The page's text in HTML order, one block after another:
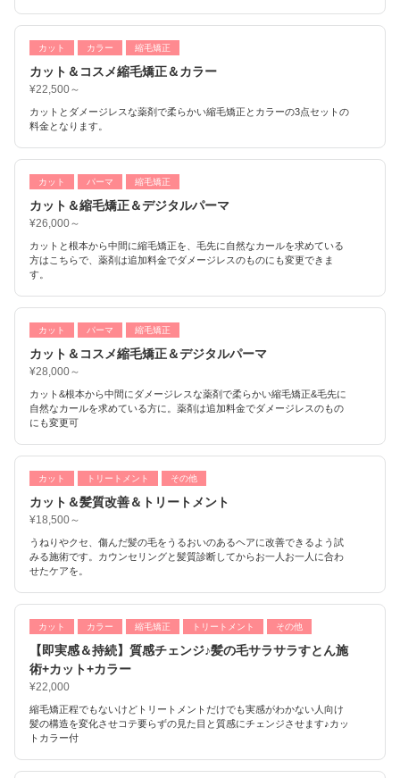
カット カラー 縮毛矯正
カット＆コスメ縮毛矯正＆カラー
¥22,500～
カットとダメージレスな薬剤で柔らかい縮毛矯正とカラーの3点セットの
料金となります。
カット パーマ 縮毛矯正
カット＆縮毛矯正＆デジタルパーマ
¥26,000～
カットと根本から中間に縮毛矯正を、毛先に自然なカールを求めている
方はこちらで、薬剤は追加料金でダメージレスのものにも変更できま
す。
カット パーマ 縮毛矯正
カット＆コスメ縮毛矯正＆デジタルパーマ
¥28,000～
カット&根本から中間にダメージレスな薬剤で柔らかい縮毛矯正&毛先に
自然なカールを求めている方に。薬剤は追加料金でダメージレスのもの
にも変更可
カット トリートメント その他
カット＆髪質改善＆トリートメント
¥18,500～
うねりやクセ、傷んだ髪の毛をうるおいのあるヘアに改善できるよう試
みる施術です。カウンセリングと髪質診断してからお一人お一人に合わ
せたケアを。
カット カラー 縮毛矯正 トリートメント その他
【即実感＆持続】質感チェンジ♪髪の毛サラサラすとん施
術+カット+カラー
¥22,000
縮毛矯正程でもないけどトリートメントだけでも実感がわかない人向け
髪の構造を変化させコテ要らずの見た目と質感にチェンジさせます♪カッ
トカラー付